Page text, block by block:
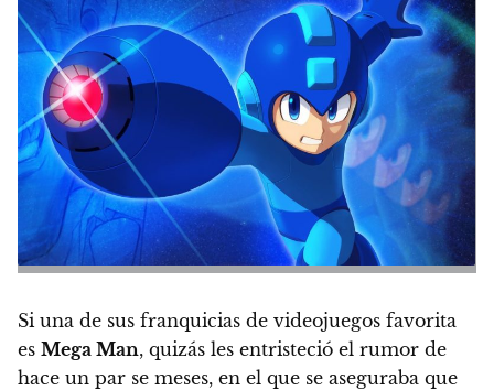
Si una de sus franquicias de videojuegos favorita
es Mega Man, quizás les entristeció el rumor de
hace un par se meses, en el que se aseguraba que